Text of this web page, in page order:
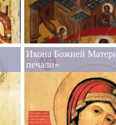
Икона Божией
печали»